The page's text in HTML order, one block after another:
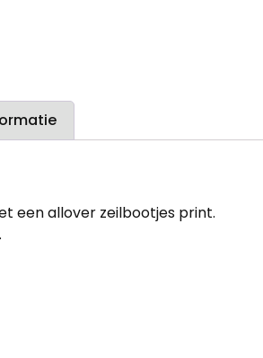
een allover zeilbootjes print.